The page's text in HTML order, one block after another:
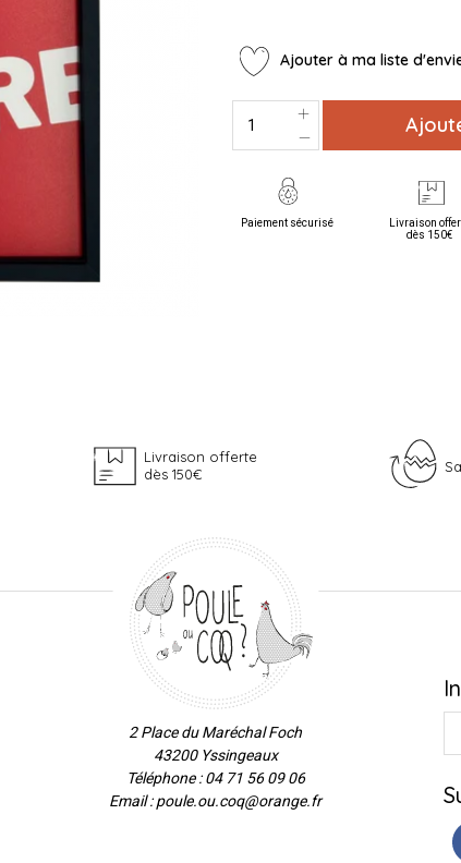
Ajouter à ma liste
Paiement sécurisé
Livraison
dès 150€
Livraison offerte
dès 150€
2 Place du Maréchal Foch
43200 Yssingeaux
Téléphone : 04 71 56 09 06
Email : poule.ou.coq@orange.fr